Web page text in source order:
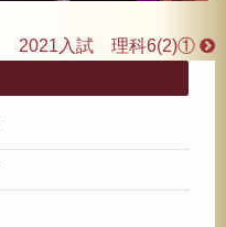
2021入試 理科6(2)①